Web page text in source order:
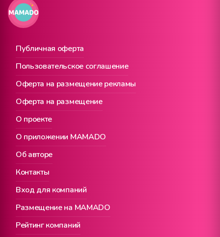
Публичная оферта
О проекте
Вход для компаний
Пользовательское соглашение
О приложении MAMADO
Размещение на MAMADO
Оферта на размещение рекламы
Об авторе
Рейтинг компаний
Оферта на размещение
Контакты